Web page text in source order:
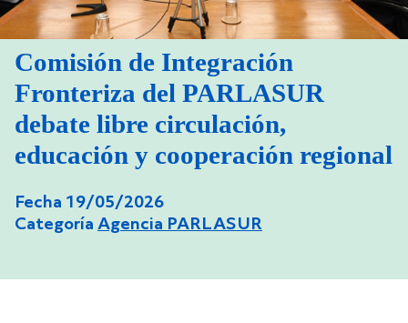
Comisión de Integración
Fronteriza del PARLASUR
debate libre circulación,
educación y cooperación regional
Fecha 19/05/2026
Categoría Agencia PARLASUR